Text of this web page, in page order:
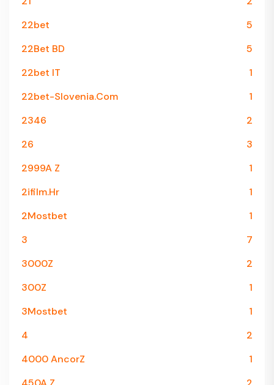
22bet
5
22Bet BD
5
22bet IT
1
22bet-Slovenia.com
1
2346
2
26
3
2999A Z
1
2ifilm.hr
1
2Mostbet
1
3
7
3000Z
2
300Z
1
3Mostbet
1
4
2
4000 AncorZ
1